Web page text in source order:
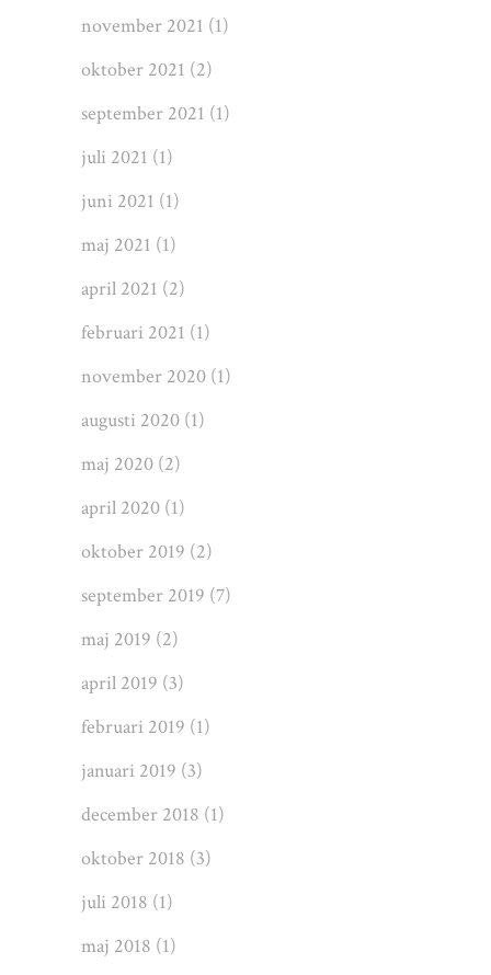
november 2021 (1)
oktober 2021 (2)
september 2021 (1)
juli 2021 (1)
juni 2021 (1)
maj 2021 (1)
april 2021 (2)
februari 2021 (1)
november 2020 (1)
augusti 2020 (1)
maj 2020 (2)
april 2020 (1)
oktober 2019 (2)
september 2019 (7)
maj 2019 (2)
april 2019 (3)
februari 2019 (1)
januari 2019 (3)
december 2018 (1)
oktober 2018 (3)
juli 2018 (1)
maj 2018 (1)